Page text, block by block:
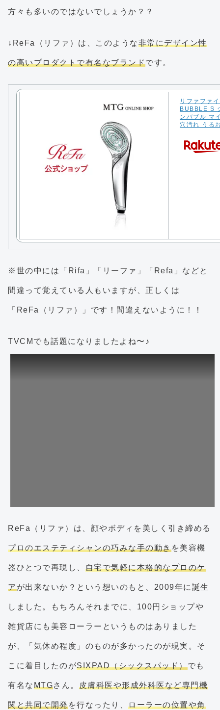
方々も多いのではないでしょうか？？
↓ReFa（リファ）は、このような非常にデザイン性
の高いプロダクトで有名なブランドです。
リファファ
BUBBLE S
ンバブル マ
穴汚れ うる
※世の中には「Rifa」「リーファ」「Refa」などと
間違って覚えている人もいますが、正しくは
「ReFa（リファ）」です！間違えないように！！
TVCMでも話題になりましたよね〜♪
ReFa（リファ）は、顔やボディを美しく引き締める
プロのエステティシャンの巧みな手の動きを美容機
器ひとつで再現し、 自宅で気軽に本格的なプロのケ
アが出来ないか？という想いのもと、2009年に誕生
しました。もちろんそれまでに、100円ショップや
雑貨店にも美容ローラーというものはありました
が、「気休め程度」のものが多かったのが現実。そ
こに着目したのがSIXPAD（シックスパッド）でも
有名なMTGさん。 皮膚科医や形成外科医など専門機
関と共同で開発を行なったり、 ローラーの位置や角